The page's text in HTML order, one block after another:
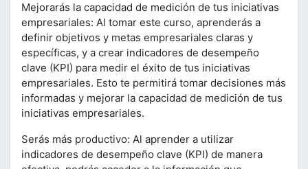
Mejorarás la capacidad de medición de tus iniciativas
empresariales: Al tomar este curso, aprenderás a
definir objetivos y metas empresariales claras y
específicas, y a crear indicadores de desempeño
clave (KPI) para medir el éxito de tus iniciativas
empresariales. Esto te permitirá tomar decisiones más
informadas y mejorar la capacidad de medición de tus
iniciativas empresariales.
Serás más productivo: Al aprender a utilizar
indicadores de desempeño clave (KPI) de manera